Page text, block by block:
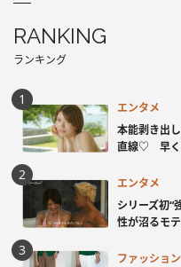
RANKING
ランキング
エンタメ
本能剥き出
直線♡ 早く
エンタメ
シリーズ初
性が沼るモ
ファッション